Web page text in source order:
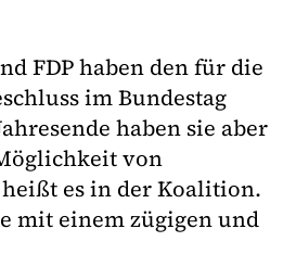
FDP haben den für die
im Bundestag
haben sie aber
von
es in der Koalition.
mit einem zügigen und